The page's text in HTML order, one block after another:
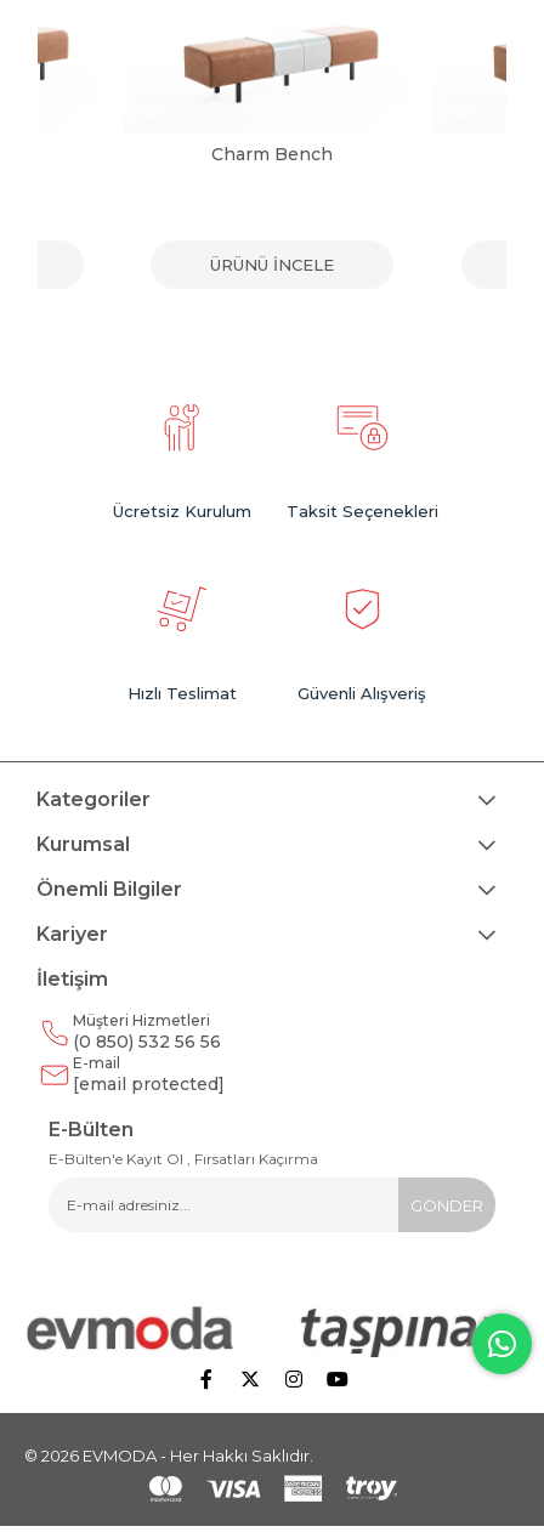
Charm Bench
ÜRÜNÜ İNCELE
Ücretsiz Kurulum Taksit Seçenekleri
Hızlı Teslimat Güvenli Alışveriş
Kategoriler
Kurumsal
Önemli Bilgiler
Kariyer
İletişim
Müşteri Hizmetleri
(0 850) 532 56 56
E-mail
[email protected]
E-Bülten
E-Bülten'e Kayıt Ol , Fırsatları Kaçırma
GÖNDER
© 2026 EVMODA - Her Hakkı Saklıdır.